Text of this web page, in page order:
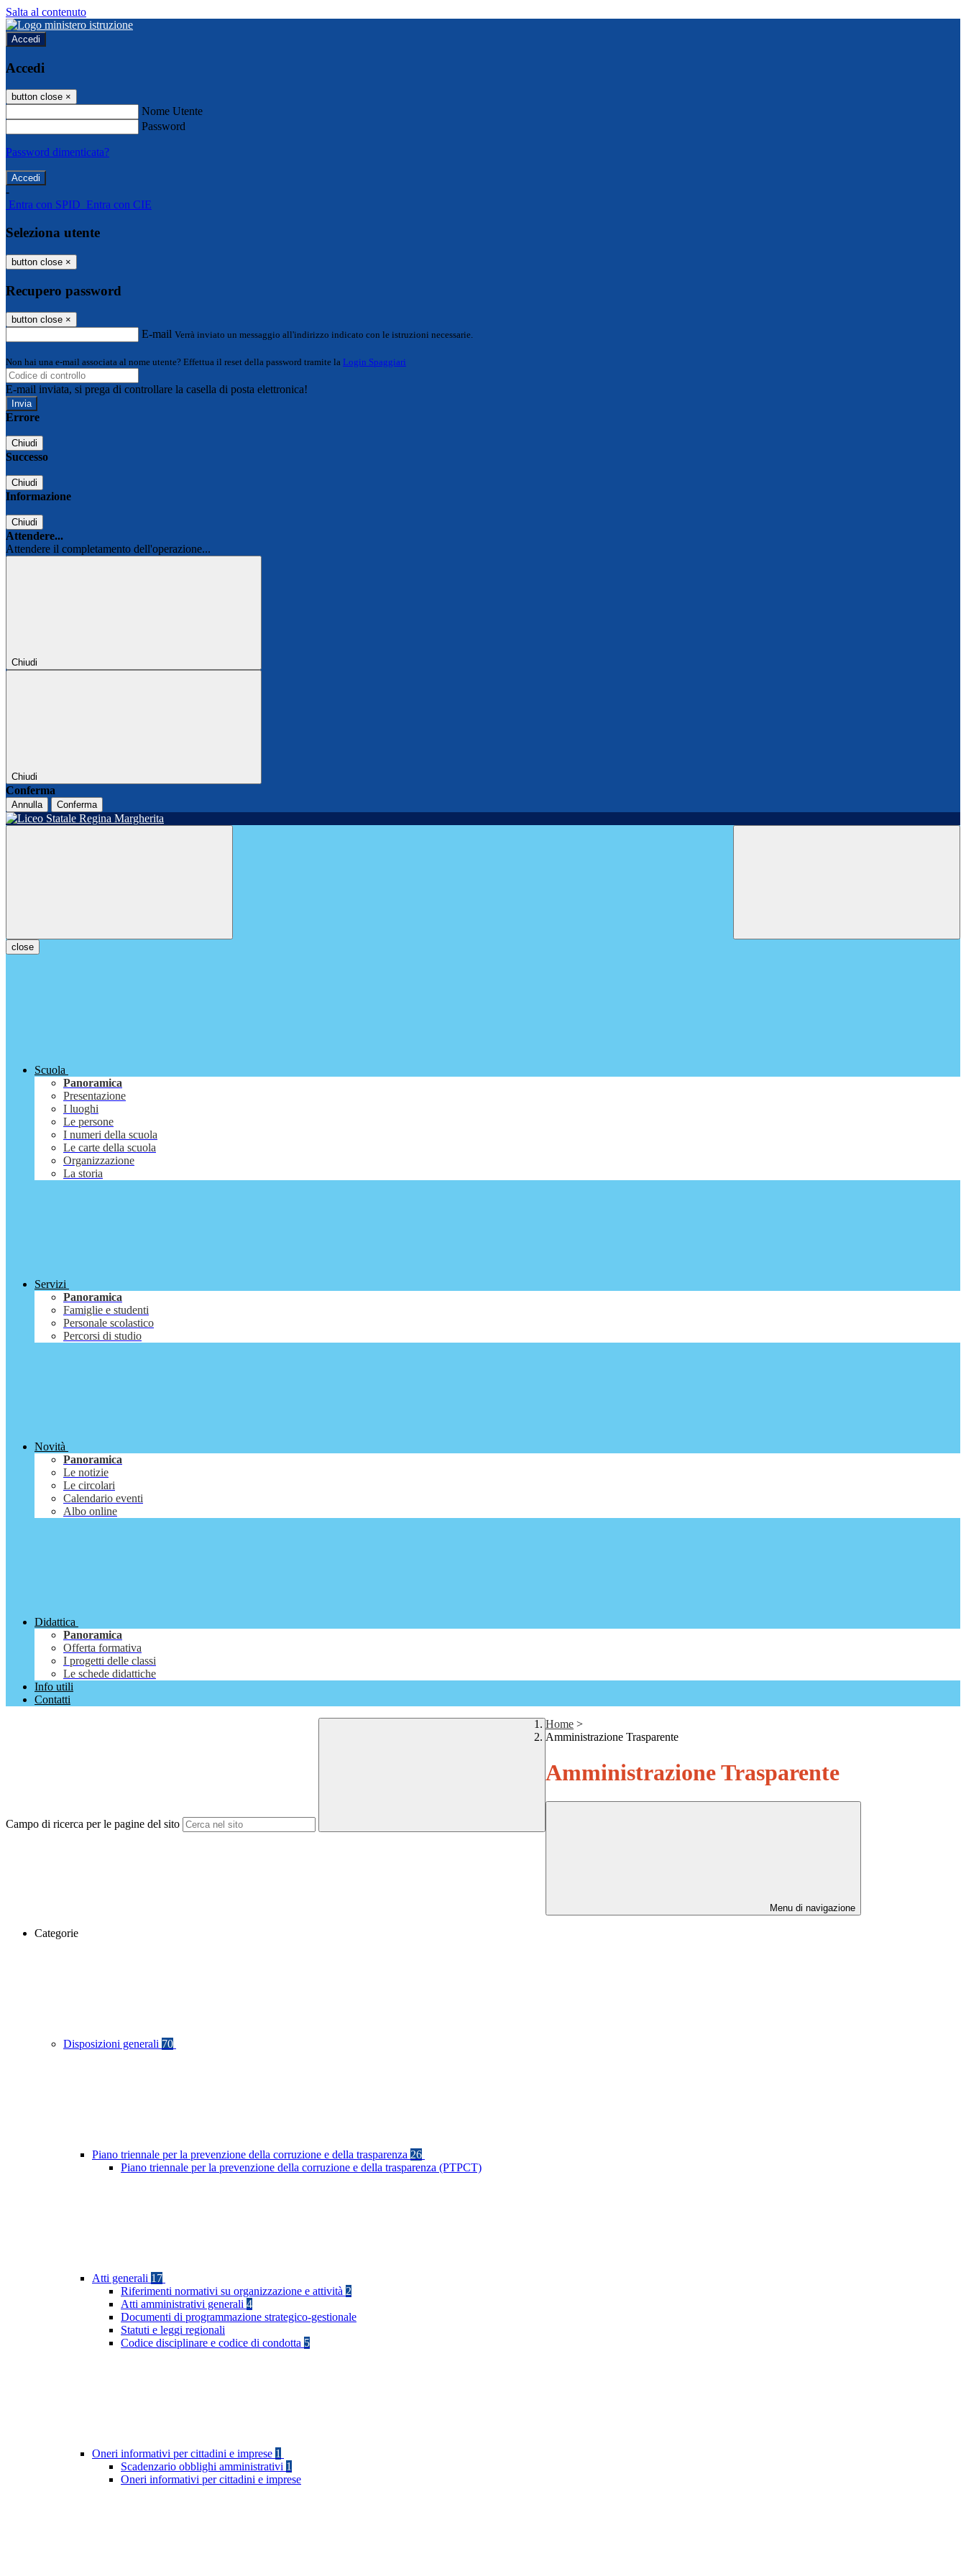
Salta al contenuto
Accedi
Accedi
button close ×
Nome Utente
Password
Password dimenticata?
-
Entra con SPID Entra con CIE
Seleziona utente
button close ×
Recupero password
button close ×
E-mail Verrà inviato un messaggio all'indirizzo indicato con le istruzioni necessarie.
Non hai una e-mail associata al nome utente? Effettua il reset della password tramite la Login Spaggiari
E-mail inviata, si prega di controllare la casella di posta elettronica!
Errore
Chiudi
Successo
Chiudi
Informazione
Chiudi
Attendere...
Attendere il completamento dell'operazione...
Chiudi
Chiudi
Conferma
Annulla Conferma
close
Scuola
Panoramica
Presentazione
I luoghi
Le persone
I numeri della scuola
Le carte della scuola
Organizzazione
La storia
Servizi
Panoramica
Famiglie e studenti
Personale scolastico
Percorsi di studio
Novità
Panoramica
Le notizie
Le circolari
Calendario eventi
Albo online
Didattica
Panoramica
Offerta formativa
I progetti delle classi
Le schede didattiche
Info utili
Contatti
Campo di ricerca per le pagine del sito
Home >
Amministrazione Trasparente
Amministrazione Trasparente
Menu di navigazione
Categorie
Disposizioni generali 70
Piano triennale per la prevenzione della corruzione e della trasparenza 26
Piano triennale per la prevenzione della corruzione e della trasparenza (PTPCT)
Atti generali 17
Riferimenti normativi su organizzazione e attività 2
Atti amministrativi generali 4
Documenti di programmazione strategico-gestionale
Statuti e leggi regionali
Codice disciplinare e codice di condotta 5
Oneri informativi per cittadini e imprese 1
Scadenzario obblighi amministrativi 1
Oneri informativi per cittadini e imprese